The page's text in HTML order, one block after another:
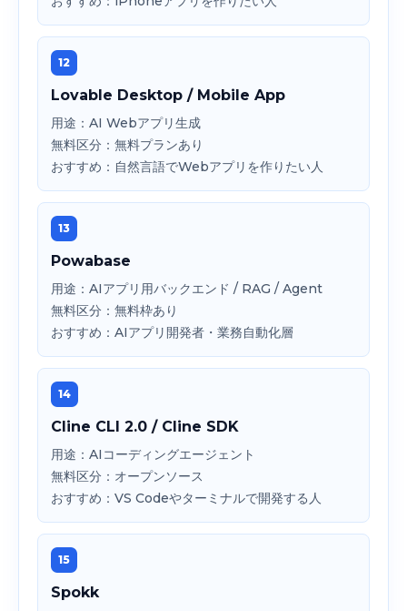
12
Lovable Desktop / Mobile App
用途：AI Webアプリ生成
無料区分：無料プランあり
おすすめ：自然言語でWebアプリを作りたい人
13
Powabase
用途：AIアプリ用バックエンド / RAG / Agent
無料区分：無料枠あり
おすすめ：AIアプリ開発者・業務自動化層
14
Cline CLI 2.0 / Cline SDK
用途：AIコーディングエージェント
無料区分：オープンソース
おすすめ：VS Codeやターミナルで開発する人
15
Spokk